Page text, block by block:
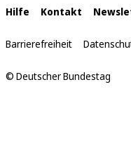
Interne
Links
Hilfe Kontakt
Barrierefreiheit
© Deutscher Bundestag